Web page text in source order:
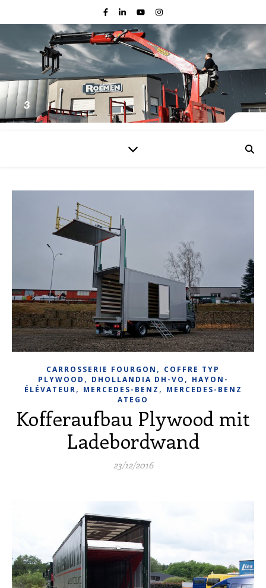
CARROSSERIE FOURGON , COFFRE TYP
PLYWOOD , DHOLLANDIA DH-VO , HAYON-
ÉLÉVATEUR, MERCEDES-BENZ , MERCEDES-BENZ
ATEGO
Kofferaufbau Plywood mit
Ladebordwand
23/12/2016